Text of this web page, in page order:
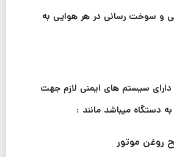
و سوخت رسانی در هر هوایی به
دارای سیستم های ایمنی لازم جهت
دستگاه میباشد مانند :